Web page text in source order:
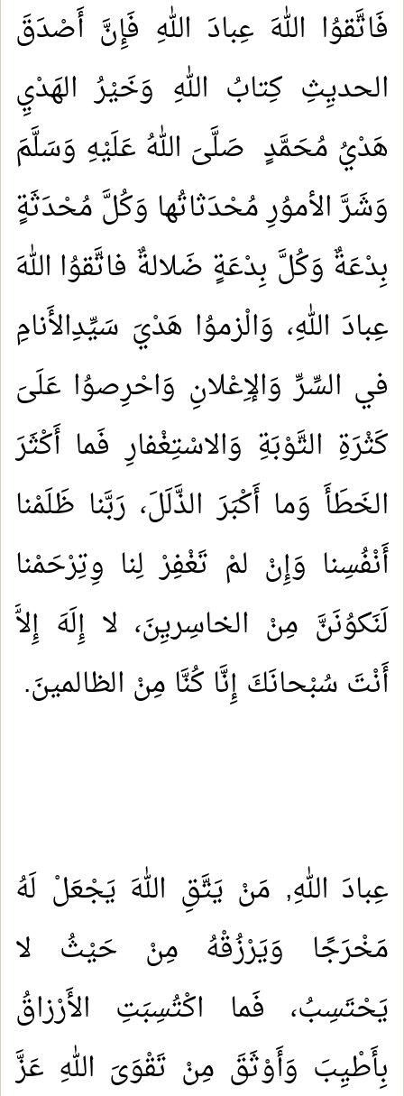
فَاتَّقوُا اللهَ عِبادَ اللهِ فَإِنَّ أَصْدَقَ
الحديِثِ كِتابُ اللهِ وَخَيْرُ الهَدْيِ
هَدْيُ مُحَمَّدٍ صَلَّىَ اللهُ عَلَيْهِ وَسَلَّمَ
وَشَرَّ الأموُرِ مُحْدَثاتُها وَكُلَّ مُحْدَثَةٍ
بِدْعَةٌ وَكُلَّ بِدْعَةٍ ضَلالةٌ فاتَّقوُا اللهَ
عِبادَ اللهِ، وَالْزموُا هَدْيَ سَيِّدِالأَنامِ
في السِّرِّ وَالإِعْلانِ وَاحْرِصوُا عَلَىَ
كَثْرَةِ التَّوْبَةِ وَالاسْتِغْفارِ فَما أَكْثَرَ
الخَطَأَ وَما أَكْبَرَ الذَّلَلَ، رَبَّنا ظَلَمْنا
أَنْفُسِنا وَإِنْ لمْ تَغْفِرْ لِنا وِتِرْحَمْنا
لَنَكوُنَنَّ مِنْ الخاسِريِنَ، لا إِلَهَ إِلاَّ
أَنْتَ سُبْحانَكَ إِنَّا كُنَّا مِنْ الظالمينَ.
عِبادَ اللهِ, مَنْ يَتَّقِ اللهَ يَجْعَلْ لَهُ
مَخْرَجًا وَيَرْزُقْهُ مِنْ حَيْثُ لا
يَحْتَسِبُ، فَما اكْتُسِبَتِ الأَرْزاقُ
بِأَطْيِبَ وَأَوْثَقَ مِنْ تَقْوَىَ اللهِ عَزَّ